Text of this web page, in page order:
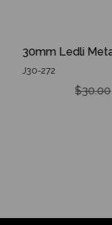
J30-272
$30.00